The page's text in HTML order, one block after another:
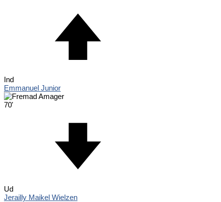
Ind
Emmanuel Junior
70'
Ud
Jerailly Maikel Wielzen